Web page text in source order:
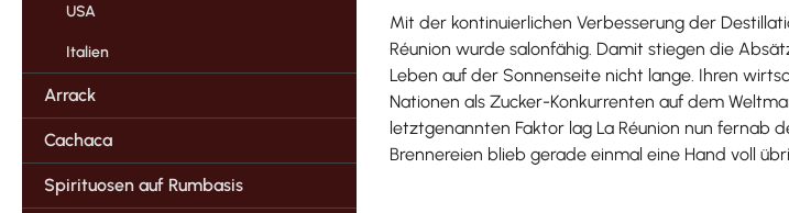
USA
Italien
Arrack
Cachaca
Spirituosen auf Rumbasis
Mit der kontinuierlichen Verbesserung der
Réunion wurde salonfähig. Damit stiegen die
Leben auf der Sonnenseite nicht lange. Ihren
Nationen als Zucker-Konkurrenten auf dem
letztgenannten Faktor lag La Réunion nun fernab
Brennereien blieb gerade einmal eine Hand voll